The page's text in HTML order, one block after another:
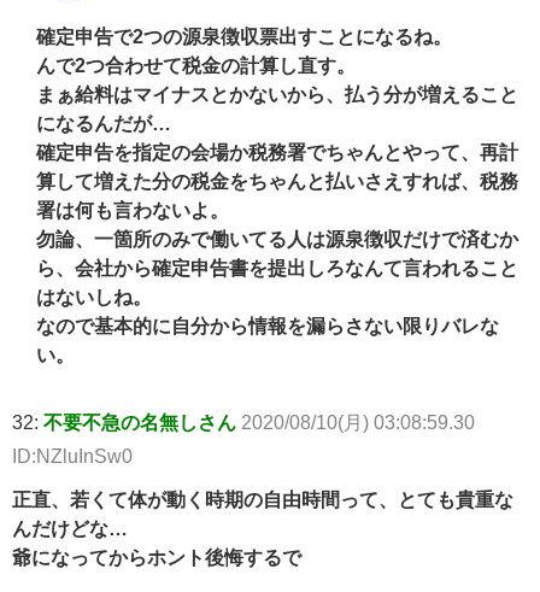
確定申告で2つの源泉徴収票出すことになるね。
んで2つ合わせて税金の計算し直す。
まぁ給料はマイナスとかないから、払う分が増えること
になるんだが…
確定申告を指定の会場か税務署でちゃんとやって、再計
算して増えた分の税金をちゃんと払いさえすれば、税務
署は何も言わないよ。
勿論、一箇所のみで働いてる人は源泉徴収だけで済むか
ら、会社から確定申告書を提出しろなんて言われること
はないしね。
なので基本的に自分から情報を漏らさない限りバレな
い。
32: 不要不急の名無しさん 2020/08/10(月) 03:08:59.30
ID:NZluInSw0
正直、若くて体が動く時期の自由時間って、とても貴重な
んだけどな…
爺になってからホント後悔するで